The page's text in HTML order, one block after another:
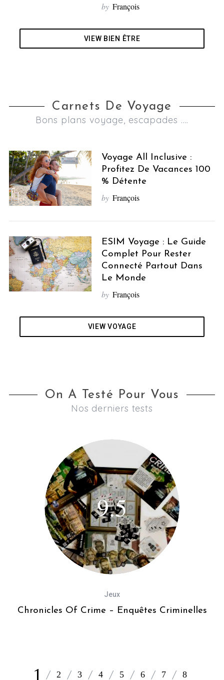
by François
VIEW BIEN ÊTRE
Carnets De Voyage
Bons plans voyage, escapades ....
Voyage All Inclusive :
Profitez De Vacances 100
% Détente
by François
ESIM Voyage : Le Guide
Complet Pour Rester
Connecté Partout Dans
Le Monde
by François
VIEW VOYAGE
On A Testé Pour Vous
Nos derniers tests
9.5
Jeux
Chronicles Of Crime – Enquêtes Criminelles
1 2 3 4 5 6 7 8